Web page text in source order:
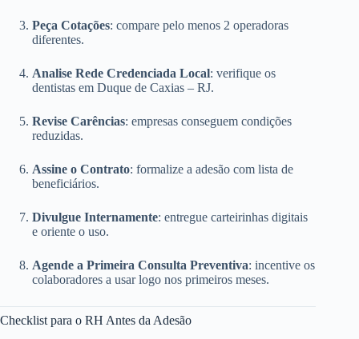
Peça Cotações: compare pelo menos 2 operadoras
diferentes.
Analise Rede Credenciada Local: verifique os
dentistas em Duque de Caxias – RJ.
Revise Carências: empresas conseguem condições
reduzidas.
Assine o Contrato: formalize a adesão com lista de
beneficiários.
Divulgue Internamente: entregue carteirinhas digitais
e oriente o uso.
Agende a Primeira Consulta Preventiva: incentive os
colaboradores a usar logo nos primeiros meses.
Checklist para o RH Antes da Adesão